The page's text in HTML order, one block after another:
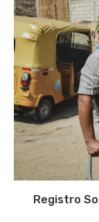
Registro